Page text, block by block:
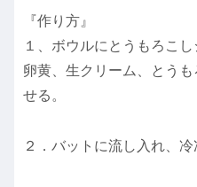
『作り方』
１、ボウルにとうもろこし
卵黄、生クリーム、とう
せる。
２．バットに流し入れ、冷